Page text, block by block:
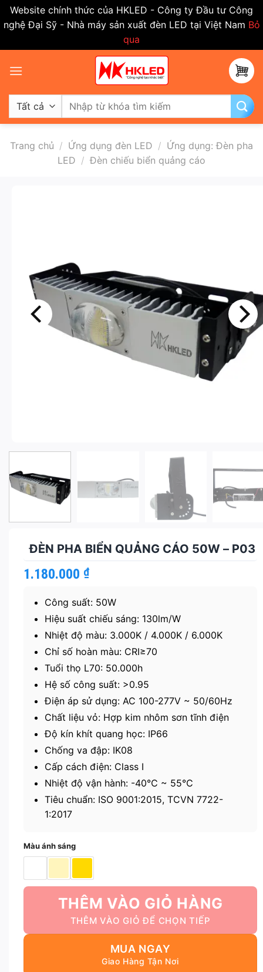
Website chính thức của HKLED - Công ty Đầu tư Công
nghệ Đại Sỹ - Nhà máy sản xuất đèn LED tại Việt Nam Bỏ
qua
qua
dung
Tìm
kiếm:
Trang chủ / Ứng dụng đèn LED / Ứng dụng: Đèn pha
LED / Đèn chiếu biển quảng cáo
ĐÈN PHA BIỂN QUẢNG CÁO 50W – P03
1.180.000 ₫
Công suất: 50W
Hiệu suất chiếu sáng: 130lm/W
Nhiệt độ màu: 3.000K / 4.000K / 6.000K
Chỉ số hoàn màu: CRI≥70
Tuổi thọ L70: 50.000h
Hệ số công suất: >0.95
Điện áp sử dụng: AC 100-277V ~ 50/60Hz
Chất liệu vỏ: Hợp kim nhôm sơn tĩnh điện
Độ kín khít quang học: IP66
Chống va đập: IK08
Cấp cách điện: Class I
Nhiệt độ vận hành: -40℃ ~ 55℃
Tiêu chuẩn: ISO 9001:2015, TCVN 7722-
1:2017
Màu ánh sáng
THÊM VÀO GIỎ HÀNG
MUA NGAY